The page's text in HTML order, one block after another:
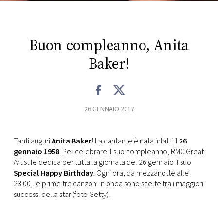
Buon compleanno, Anita
Baker!
26 GENNAIO 2017
Tanti auguriAnita Baker! La cantante è nata infatti il 26
gennaio 1958. Per celebrare il suo compleanno, RMC Great
Artist le dedica per tutta la giornata del 26 gennaio il suo
Special Happy Birthday. Ogni ora, da mezzanotte alle
23.00, le prime tre canzoni in onda sono scelte tra i maggiori
successi della star (foto Getty).